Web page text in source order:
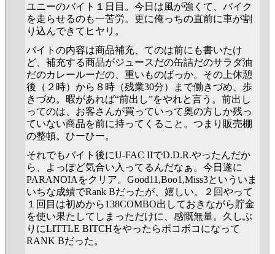
ユニーのバイト１日目。今日は風が強くて、バイク
を走らせるのも一苦労。更に俺っちの直前に車が割
り込んできてヒヤリ。
バイトの内容は商品補充、てのは前にも書いたけ
ど、補充する商品がジュースだの缶詰だのサラダ油
だのカレールーだの、重いものばっか。その上休憩
後（２時）から８時（残業30分）まで働きづめ、歩
きづめ。暇があれば“前出し”をやれと言う。前出し
ってのは、お客さんが買っていって奥の方しか残っ
ていない商品を前に持ってくること。つまり販売棚
の整頓。ひーひー。
それでもバイト後にU-FAC IIでD.D.R.やったんだか
ら、よっぽど気合い入ってるんだなぁ。今日遂に
PARANOIAをクリア。Good11,Boo1,Miss3といういま
いちな成績でRank Bだったが、嬉しい。２回やって
１回目は初めから138COMBO出しておきながら貯金
を使い果たしてしまっただけに、感慨無量。久しぶ
りにLITTLE BITCHをやったらボコボコになって
RANK Bだった。